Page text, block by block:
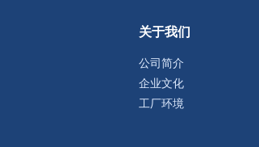
关于我们
公司简介
企业文化
工厂环境